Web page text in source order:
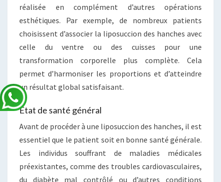
réalisée en complément d’autres opérations
esthétiques. Par exemple, de nombreux patients
choisissent d’associer la liposuccion des hanches avec
celle du ventre ou des cuisses pour une
transformation corporelle plus complète. Cela
permet d’harmoniser les proportions et d’atteindre
un résultat global satisfaisant.
État de santé général
Avant de procéder à une liposuccion des hanches, il est
essentiel que le patient soit en bonne santé générale.
Les individus souffrant de maladies médicales
préexistantes, comme des troubles cardiovasculaires,
du diabète mal contrôlé ou d’autres conditions